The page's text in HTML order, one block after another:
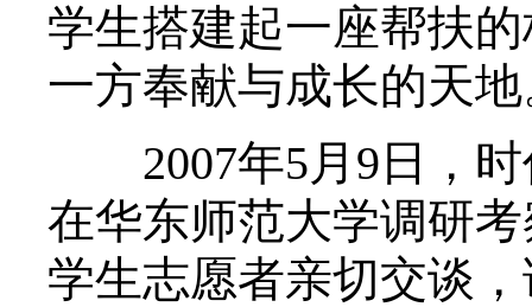
学生搭建起一座帮扶
一方奉献与成长的天
2007年5月9日，时
在华东师范大学调研
学生志愿者亲切交谈